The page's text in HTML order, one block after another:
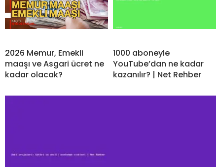
2026 Memur, Emekli
maaşı ve Asgari ücret ne
kadar olacak?
1000 aboneyle
YouTube’dan ne kadar
kazanılır? | Net Rehber